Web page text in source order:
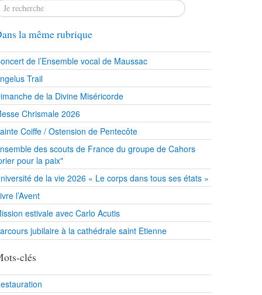
la même rubrique
de l’Ensemble vocal de Maussac
Trail
de la Divine Miséricorde
Chrismale 2026
Coiffe / Ostension de Pentecôte
des scouts de France du groupe de Cahors
pour la paix"
de la vie 2026 « Le corps dans tous ses états »
l’Avent
estivale avec Carlo Acutis
jubilaire à la cathédrale saint Etienne
clés